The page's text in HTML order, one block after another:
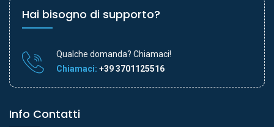
Hai bisogno di supporto?
Qualche domanda? Chiamaci!
Chiamaci: +39 3701125516
Info Contatti